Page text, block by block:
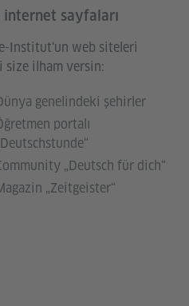
internet sayfaları
Institut‘un web siteleri
size ilham versin:
genelindeki şehirler
portalı
„Deutsch für dich“
„Zeitgeister“